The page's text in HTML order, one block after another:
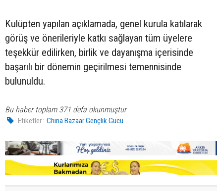
Kulüpten yapılan açıklamada, genel kurula katılarak
görüş ve önerileriyle katkı sağlayan tüm üyelere
teşekkür edilirken, birlik ve dayanışma içerisinde
başarılı bir dönemin geçirilmesi temennisinde
bulunuldu.
Bu haber toplam 371 defa okunmuştur
Etiketler : China Bazaar Gençlik Gücü